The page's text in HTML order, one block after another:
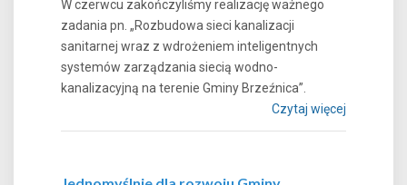
W czerwcu zakończyliśmy realizację ważnego
zadania pn. „Rozbudowa sieci kanalizacji
sanitarnej wraz z wdrożeniem inteligentnych
systemów zarządzania siecią wodno-
kanalizacyjną na terenie Gminy Brzeźnica”.
Czytaj więcej